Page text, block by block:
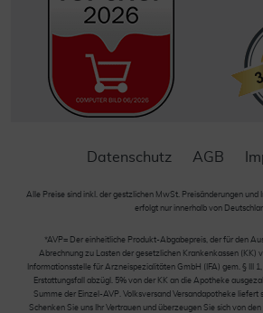
Datenschutz AGB
Alle Preise sind inkl. der gestzlichen MwSt. Preisänderungen und
erfolgt nur innerhalb von
*AVP= Der einheitliche Produkt-Abgabepreis, der für den
Abrechnung zu Lasten der gesetzlichen Krankenkassen (KK)
Informationsstelle für Arzneispezialitäten GmbH (IFA) gem. § III
Erstattungsfall abzügl. 5% von der KK an die Apotheke
Summe der Einzel-AVP. Volksversand Versandapotheke liefert
Schenken Sie uns Ihr Vertrauen und überzeugen Sie sich von